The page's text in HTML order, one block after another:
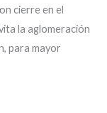
cierre en el
la aglomeración
para mayor